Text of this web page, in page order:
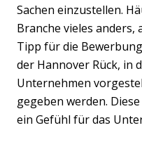
Sachen einzustellen.
Branche vieles anders,
Tipp für die
der Hannover Rück, in
Unternehmen
gegeben werden.
ein Gefühl für das